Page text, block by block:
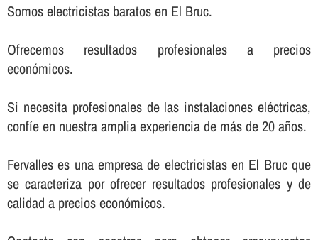
Somos electricistas baratos en El Bruc.
Ofrecemos resultados profesionales a precios
económicos.
Si necesita profesionales de las instalaciones eléctricas,
confí­e en nuestra amplia experiencia de más de 20 años.
Fervalles es una empresa de electricistas en El Bruc que
se caracteriza por ofrecer resultados profesionales y de
calidad a precios económicos.